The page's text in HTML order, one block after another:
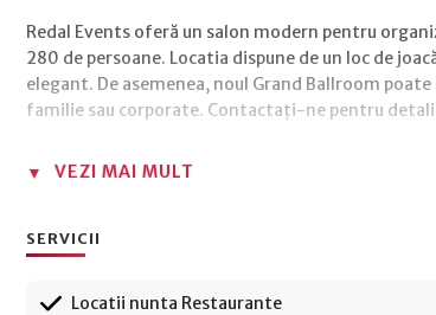
Redal Events oferă un salon modern pentru
280 de persoane. Locatia dispune de un loc de
elegant. De asemenea, noul Grand Ballroom
familie sau corporate. Contactați-ne pentru
VEZI MAI MULT
SERVICII
Locatii nunta Restaurante